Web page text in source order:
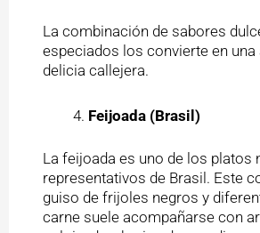
La combinación de sabores
especiados los convierte en una
delicia callejera.
Feijoada (Brasil)
La feijoada es uno de los platos
representativos de Brasil. Este
guiso de frijoles negros y
carne suele acompañarse con